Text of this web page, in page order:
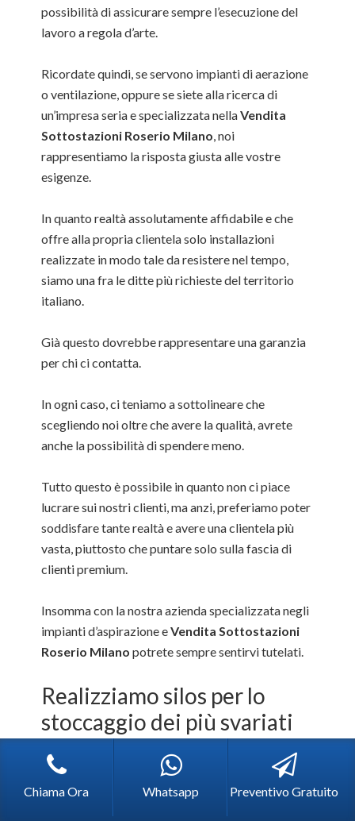
possibilità di assicurare sempre l’esecuzione del
lavoro a regola d’arte.
Ricordate quindi, se servono impianti di aerazione
o ventilazione, oppure se siete alla ricerca di
un’impresa seria e specializzata nellaVendita
Sottostazioni Roserio Milano, noi
rappresentiamo la risposta giusta alle vostre
esigenze.
In quanto realtà assolutamente affidabile e che
offre alla propria clientela solo installazioni
realizzate in modo tale da resistere nel tempo,
siamo una fra le ditte più richieste del territorio
italiano.
Già questo dovrebbe rappresentare una garanzia
per chi ci contatta.
In ogni caso, ci teniamo a sottolineare che
scegliendo noi oltre che avere la qualità, avrete
anche la possibilità di spendere meno.
Tutto questo è possibile in quanto non ci piace
lucrare sui nostri clienti, ma anzi, preferiamo poter
soddisfare tante realtà e avere una clientela più
vasta, piuttosto che puntare solo sulla fascia di
clienti premium.
Insomma con la nostra azienda specializzata negli
impianti d’aspirazione eVendita Sottostazioni
Roserio Milano potrete sempre sentirvi tutelati.
Realizziamo silos per lo
stoccaggio dei più svariati
materiali
Grazie alla profonda conoscenza della materia da
parte dei nostri specialisti, la nostra ditta
Chiama Ora Whatsapp Preventivo Gratuito